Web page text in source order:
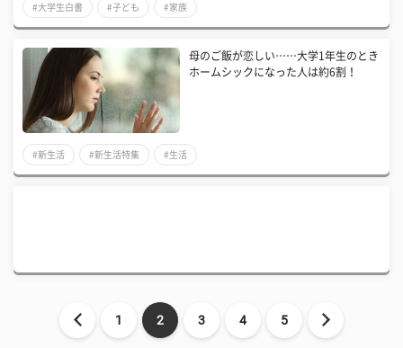
#大学生白書 #子ども #家族
母のご飯が恋しい……大学1年生のとき
ホームシックになった人は約6割！
#新生活 #新生活特集 #生活
1 2 3 4 5